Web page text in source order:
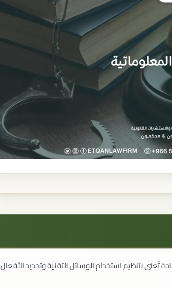
نظام مكافحة الجرائم المعلوماتية في السعودية من 16 مادة تُعنى بتنظيم استخدام الوسائل التقنية وتحديد الأفعال